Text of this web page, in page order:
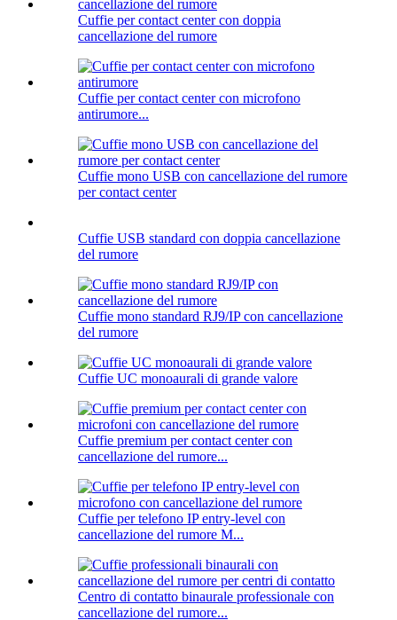
Cuffie per contact center con doppia
cancellazione del rumore
Cuffie per contact center con microfono
antirumore...
Cuffie mono USB con cancellazione del rumore
per contact center
Cuffie USB standard con doppia cancellazione
del rumore
Cuffie mono standard RJ9/IP con cancellazione
del rumore
Cuffie UC monoaurali di grande valore
Cuffie premium per contact center con
cancellazione del rumore...
Cuffie per telefono IP entry-level con
cancellazione del rumore M...
Centro di contatto binaurale professionale con
cancellazione del rumore...